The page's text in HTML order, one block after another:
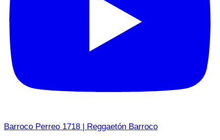
Barroco Perreo 1718 | Reggaetón Barroco